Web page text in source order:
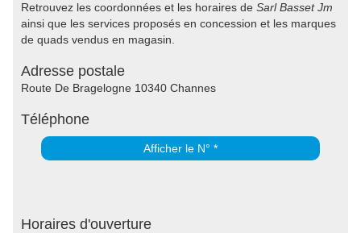
Retrouvez les coordonnées et les horaires de Sarl Basset Jm
ainsi que les services proposés en concession et les marques
de quads vendus en magasin.
Adresse postale
Route De Bragelogne 10340 Channes
Téléphone
Afficher le N° *
Horaires d'ouverture